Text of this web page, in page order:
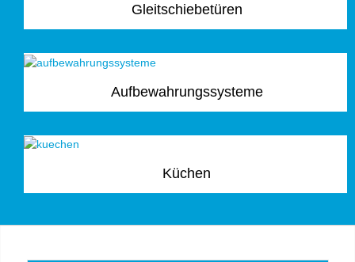
Gleitschiebetüren
Aufbewahrungssysteme
Küchen